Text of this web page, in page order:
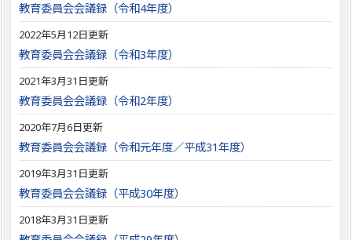
教育委員会会議録（令和4年度）
2022年5月12日更新
教育委員会会議録（令和3年度）
2021年3月31日更新
教育委員会会議録（令和2年度）
2020年7月6日更新
教育委員会会議録（令和元年度／平成31年度）
2019年3月31日更新
教育委員会会議録（平成30年度）
2018年3月31日更新